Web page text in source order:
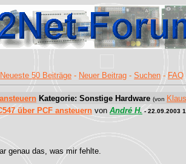
Neueste 50 Beiträge - Neuer Beitrag - Suchen - FAQ
Kategorie: Sonstige Hardware (von Klaus
über PCF ansteuern von André H. - 22.09.2003
genau das, was mir fehlte.